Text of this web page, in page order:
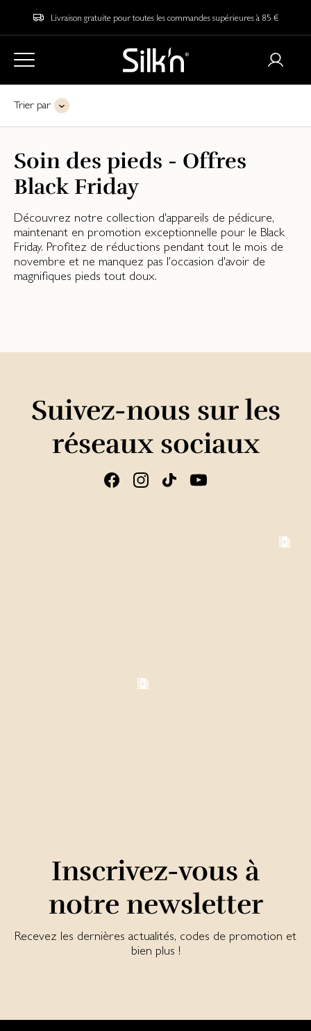
Livraison gratuite pour toutes les commandes supérieures à 85 €
Trier par
Soin des pieds - Offres
Black Friday
Découvrez notre collection d'appareils de pédicure,
maintenant en promotion exceptionnelle pour le Black
Friday. Profitez de réductions pendant tout le mois de
novembre et ne manquez pas l'occasion d'avoir de
magnifiques pieds tout doux.
Suivez-nous sur les
réseaux sociaux
Inscrivez-vous à
notre newsletter
Recevez les dernières actualités, codes de promotion et
bien plus !